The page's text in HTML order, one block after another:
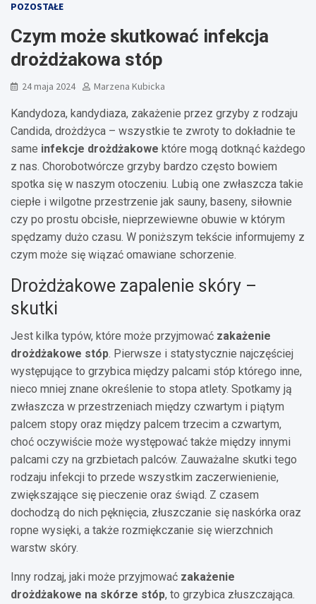
POZOSTAŁE
Czym może skutkować infekcja
drożdżakowa stóp
24 maja 2024 Marzena Kubicka
Kandydoza, kandydiaza, zakażenie przez grzyby z rodzaju
Candida, drożdżyca – wszystkie te zwroty to dokładnie te
same infekcje drożdżakowe które mogą dotknąć każdego
z nas. Chorobotwórcze grzyby bardzo często bowiem
spotka się w naszym otoczeniu. Lubią one zwłaszcza takie
ciepłe i wilgotne przestrzenie jak sauny, baseny, siłownie
czy po prostu obcisłe, nieprzewiewne obuwie w którym
spędzamy dużo czasu. W poniższym tekście informujemy z
czym może się wiązać omawiane schorzenie.
Drożdżakowe zapalenie skóry –
skutki
Jest kilka typów, które może przyjmować zakażenie
drożdżakowe stóp. Pierwsze i statystycznie najczęściej
występujące to grzybica między palcami stóp którego inne,
nieco mniej znane określenie to stopa atlety. Spotkamy ją
zwłaszcza w przestrzeniach między czwartym i piątym
palcem stopy oraz między palcem trzecim a czwartym,
choć oczywiście może występować także między innymi
palcami czy na grzbietach palców. Zauważalne skutki tego
rodzaju infekcji to przede wszystkim zaczerwienienie,
zwiększające się pieczenie oraz świąd. Z czasem
dochodzą do nich pęknięcia, złuszczanie się naskórka oraz
ropne wysięki, a także rozmiękczanie się wierzchnich
warstw skóry.
Inny rodzaj, jaki może przyjmować zakażenie
drożdżakowe na skórze stóp, to grzybica złuszczająca.